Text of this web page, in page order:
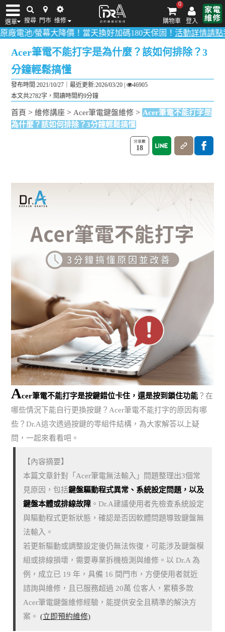
選單 搜尋 門市 维修 登入
0
購物車
iPhone維修/價格 筆電維修/價格 Android手機維修/價格 MacBook維修/價
降價！當天換好加碼180天保固！活動詳情請點我！多數品項0
Acer筆電不能打字是為什麼？該如何排除？3
分鐘輕鬆搞懂
發布時間:2021/10/27｜最近更新:2026/03/20 |
46905
本文共2782字，閱讀時間約9分鐘
首頁 >維修講座 > Acer筆電鍵盤維修 > Acer筆電不能打字是
為什麼？該如何排除？3分鐘輕鬆搞懂
18
Acer筆電不能打字是按鍵錯位卡住，還是按到鎖住功能 ？在
哪些情況下能自行更換按鍵？Acer筆電不能打字的原因有哪
些？Dr.A這次透過按鍵的零組件結構，為大家解答以上疑
問，一起來看看吧。
【內容摘要】
本篇文章針對「Acer筆電無法輸入」問題整理出3個常
見原因，包括鍵盤驅動程式異常、系統設定問題，以及
鍵盤本體或排線故障 。Dr.A建議使用者先檢查系統設定
與驅動程式更新狀態，確認是否因軟體問題導致鍵盤無
法輸入。
若更新驅動或調整設定後仍無法恢復，可能涉及鍵盤模
組或排線損壞，需要專業拆機檢測與維修。以 Dr.A 為
例，成立已 19 年，具備 16 間門市，方便使用者就近
諮詢與維修，且已服務超過 20萬 位客人，累積多款
Acer筆電鍵盤維修經驗，能提供安全且精準的解決方
案。(立即預約維修)